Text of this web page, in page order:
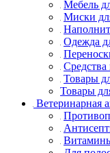
Мебель
Миски
Одежда
Товары
Товары
Ветеринарная